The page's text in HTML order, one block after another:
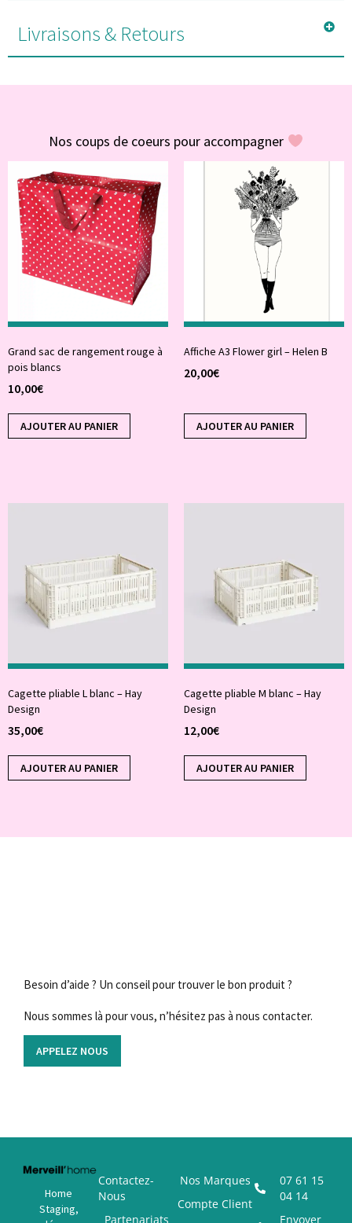
Livraisons & Retours
Nos coups de coeurs pour accompagner
Grand sac de rangement rouge à
pois blancs
10,00€
AJOUTER AU PANIER
Affiche A3 Flower girl – Helen B
20,00€
AJOUTER AU PANIER
Cagette pliable L blanc – Hay
Design
35,00€
AJOUTER AU PANIER
Cagette pliable M blanc – Hay
Design
12,00€
AJOUTER AU PANIER
Besoin d’aide ? Un conseil pour trouver le bon produit ?
Nous sommes là pour vous, n’hésitez pas à nous contacter.
APPELEZ NOUS
Home
Staging,
Contactez-
Nous
Partenariats
Nos Marques
Compte Client
07 61 15
04 14
Envoyer